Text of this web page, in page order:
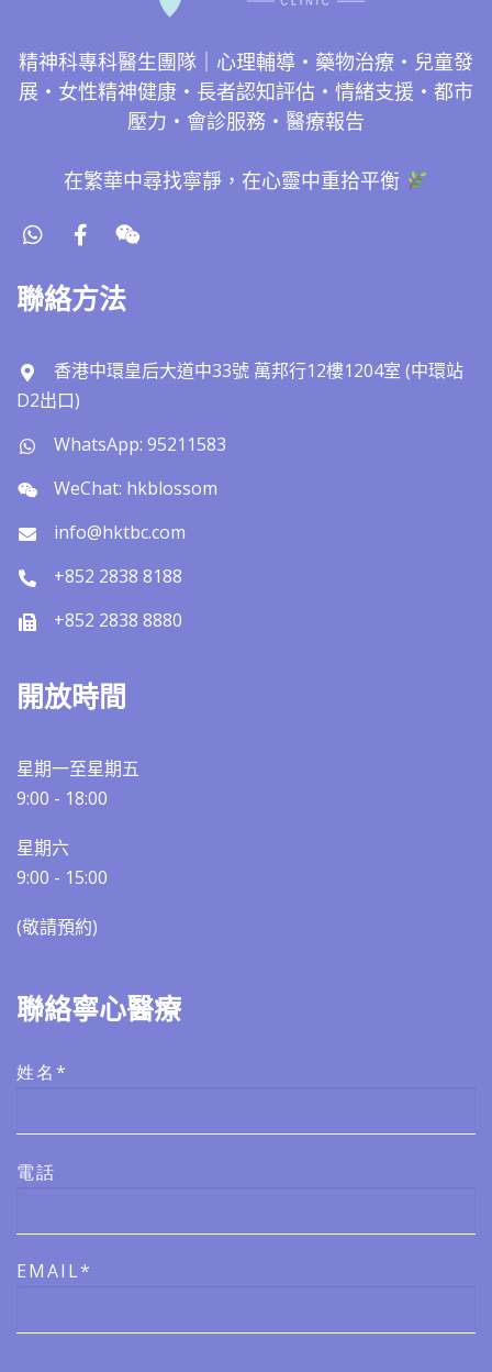
精神科專科醫生團隊｜心理輔導・藥物治療・兒童發
展・女性精神健康・長者認知評估・情緒支援・都市
壓力・會診服務・醫療報告
在繁華中尋找寧靜，在心靈中重拾平衡
聯絡方法
香港中環皇后大道中33號 萬邦行12樓1204室 (中環站
D2出口)
WhatsApp: 95211583
WeChat: hkblossom
info@hktbc.com
+852 2838 8188
+852 2838 8880
開放時間
星期一至星期五
9:00 - 18:00
星期六
9:00 - 15:00
(敬請預約)​​
聯絡寧心醫療
姓名*
電話
EMAIL*